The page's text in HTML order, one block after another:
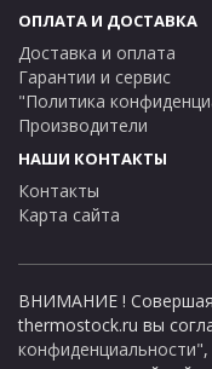
ОПЛАТА И ДОСТАВКА
Доставка и оплата
Гарантии и сервис
"Политика
Производители
НАШИ КОНТАКТЫ
Контакты
Карта сайта
ВНИМАНИЕ ! Совершая
thermostock.ru вы
конфиденциальности"